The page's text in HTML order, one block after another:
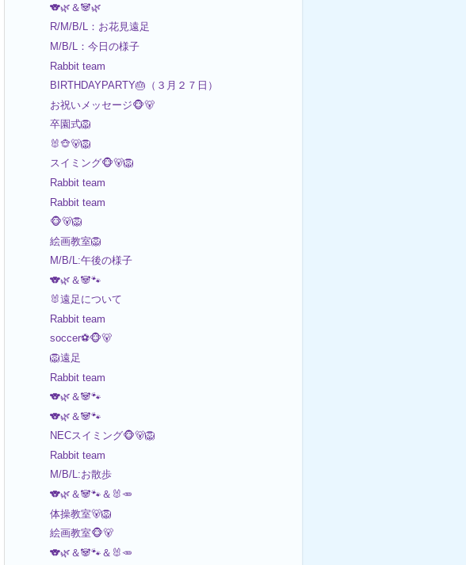
🐨🌿＆🐼🌿
R/M/B/L：お花見遠足
M/B/L：今日の様子
Rabbit team
BIRTHDAYPARTY🎂（３月２７日）
お祝いメッセージ🐵🐻
卒園式🦁
🐰🐵🐻🦁
スイミング🐵🐻🦁
Rabbit team
Rabbit team
🐵🐻🦁
絵画教室🦁
M/B/L:午後の様子
🐨🌿＆🐼🐾
🐰遠足について
Rabbit team
soccer⚽️🐵🐻
🦁遠足
Rabbit team
🐨🌿＆🐼🐾
🐨🌿＆🐼🐾
NECスイミング🐵🐻🦁
Rabbit team
M/B/L:お散歩
🐨🌿＆🐼🐾＆🐰🥕
体操教室🐻🦁
絵画教室🐵🐻
🐨🌿＆🐼🐾＆🐰🥕